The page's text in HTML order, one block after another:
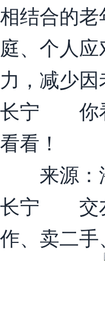
相结合的
庭、个人
力，减少
长宁 你看
看看！
来源：
长宁 交友
作、卖二手、